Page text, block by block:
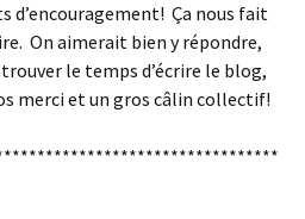
d’encouragement! Ça nous fait
On aimerait bien y répondre,
le temps d’écrire le blog,
merci et un gros câlin collectif!